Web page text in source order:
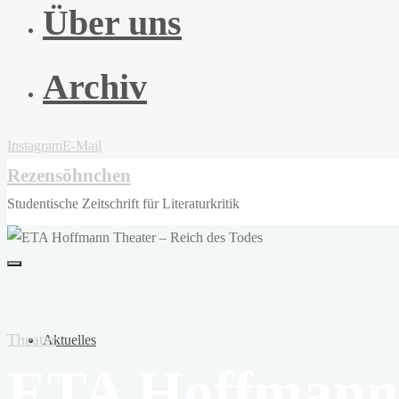
Über uns
Archiv
InstagramE-Mail
Rezensöhnchen
Studentische Zeitschrift für Literaturkritik
Aktuelles
Theater